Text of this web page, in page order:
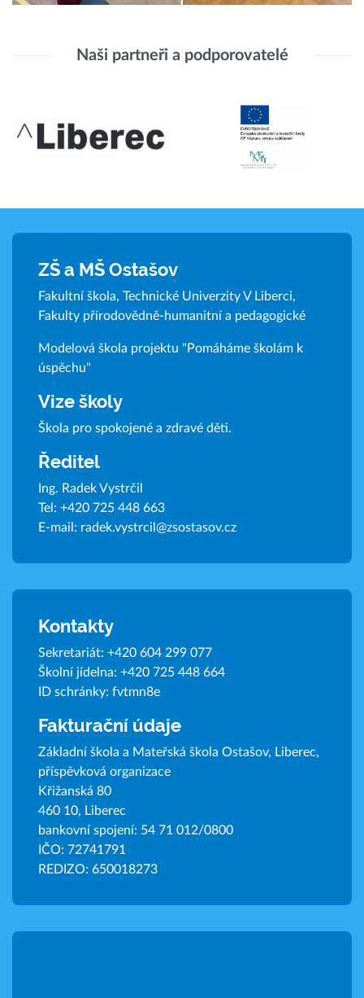
Naši partneři a podporovatelé
ZŠ a MŠ Ostašov
Fakultní škola, Technické Univerzity V Liberci,
Fakulty přírodovědně-humanitní a pedagogické
Modelová škola projektu "Pomáháme školám k
úspěchu"
Vize školy
Škola pro spokojené a zdravé děti.
Ředitel
Ing. Radek Vystrčil
Tel: +420 725 448 663
E-mail: radek.vystrcil@zsostasov.cz
Kontakty
Sekretariát: +420 604 299 077
Školní jídelna: +420 725 448 664
ID schránky: fvtmn8e
Fakturační údaje
Základní škola a Mateřská škola Ostašov, Liberec,
příspěvková organizace
Křižanská 80
460 10, Liberec
bankovní spojení: 54 71 012/0800
IČO: 72741791
REDIZO: 650018273